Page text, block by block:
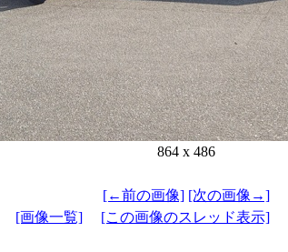
864 x 486
[←前の画像] [次の画像→]
[画像一覧] [この画像のスレッド表示]